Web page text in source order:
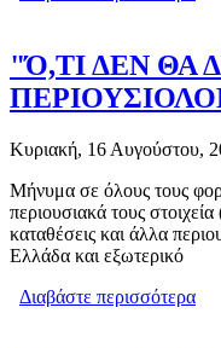
"Ό,ΤΙ ΔΕΝ ΘΑ
Κυριακή, 16 Αυγούστου,
Μήνυμα σε όλους τους
περιουσιακά τους
καταθέσεις και άλλα
Ελλάδα και εξωτερικό
Διαβάστε περισσότερα